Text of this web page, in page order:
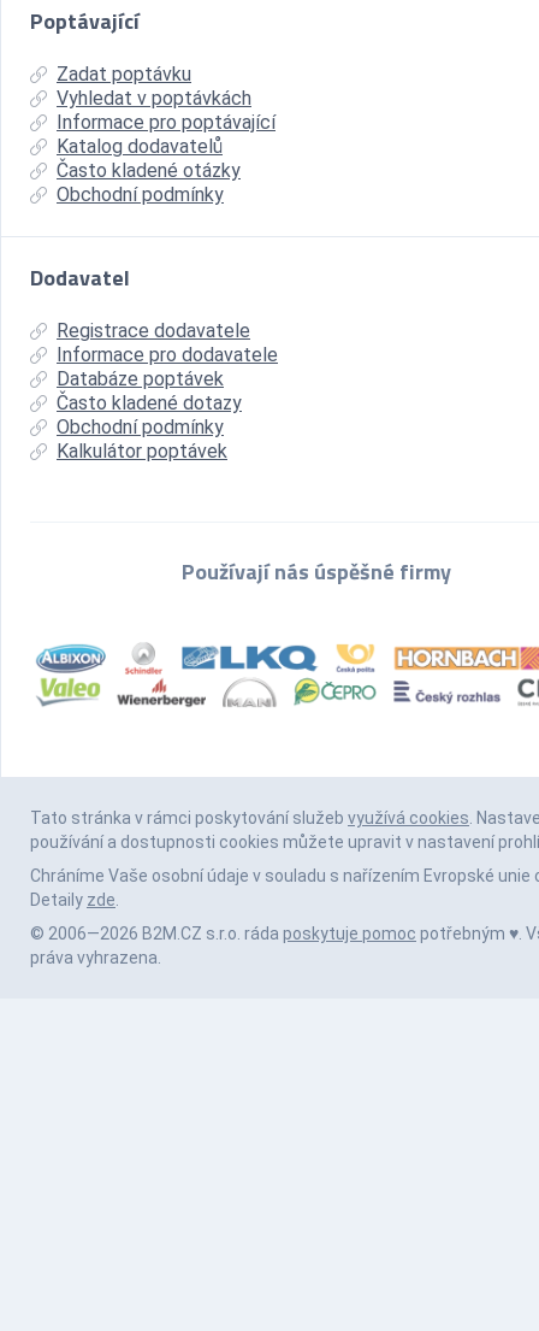
Poptávající
Zadat poptávku
Vyhledat v poptávkách
Informace pro poptávající
Katalog dodavatelů
Často kladené otázky
Obchodní podmínky
Dodavatel
Registrace dodavatele
Informace pro dodavatele
Databáze poptávek
Často kladené dotazy
Obchodní podmínky
Kalkulátor poptávek
Používají nás úspěšné firmy
Tato stránka v rámci poskytování služeb využívá cookies.
používání a dostupnosti cookies můžete upravit v nastavení
Chráníme Vaše osobní údaje v souladu s nařízením Evropské unie
Detaily zde.
© 2006—2026 B2M.CZ s.r.o. ráda poskytuje pomoc potřebným ♥️.
práva vyhrazena.